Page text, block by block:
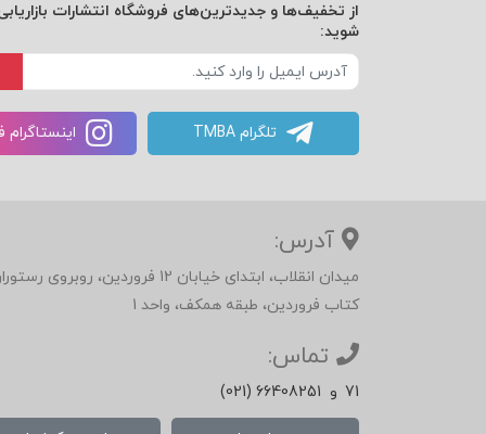
از تخفیف‌ها و جدیدترین‌های فروشگاه انتشارات
شوید:
تلگرام TMBA
آدرس:
میدان انقلاب، ابتدای خیابان 12
کتاب فروردین، طبقه همکف، واحد 1
تماس:
(021) 66408251 و 71